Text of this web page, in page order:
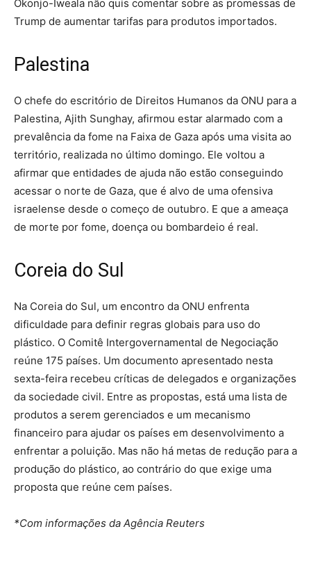
Okonjo-Iweala não quis comentar sobre as promessas de
Trump de aumentar tarifas para produtos importados.
Palestina
O chefe do escritório de Direitos Humanos da ONU para a
Palestina, Ajith Sunghay, afirmou estar alarmado com a
prevalência da fome na Faixa de Gaza após uma visita ao
território, realizada no último domingo. Ele voltou a
afirmar que entidades de ajuda não estão conseguindo
acessar o norte de Gaza, que é alvo de uma ofensiva
israelense desde o começo de outubro. E que a ameaça
de morte por fome, doença ou bombardeio é real.
Coreia do Sul
Na Coreia do Sul, um encontro da ONU enfrenta
dificuldade para definir regras globais para uso do
plástico. O Comitê Intergovernamental de Negociação
reúne 175 países. Um documento apresentado nesta
sexta-feira recebeu críticas de delegados e organizações
da sociedade civil. Entre as propostas, está uma lista de
produtos a serem gerenciados e um mecanismo
financeiro para ajudar os países em desenvolvimento a
enfrentar a poluição. Mas não há metas de redução para a
produção do plástico, ao contrário do que exige uma
proposta que reúne cem países.
*Com informações da Agência Reuters